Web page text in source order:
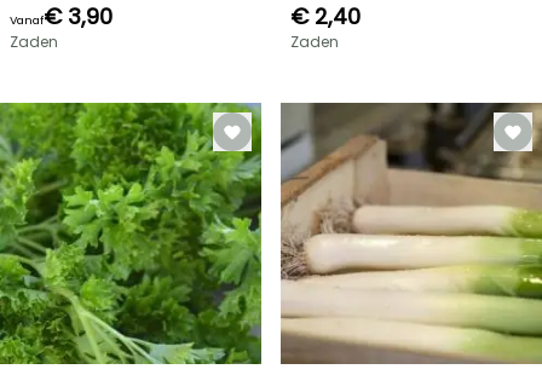
Vanaf€ 3,90
Zaden
€ 2,40
Zaden